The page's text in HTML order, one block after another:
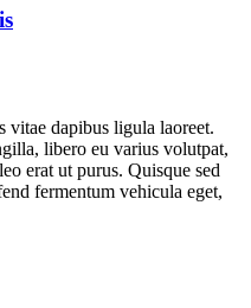
vitae dapibus ligula laoreet.
libero eu varius volutpat,
erat ut purus. Quisque sed
fermentum vehicula eget,